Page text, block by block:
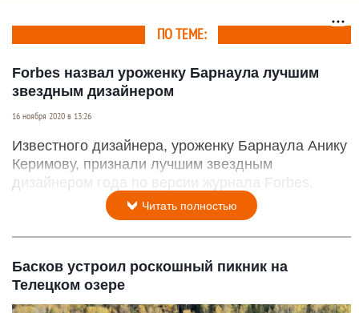
ПО ТЕМЕ:
Forbes назвал уроженку Барнаула лучшим
звездным дизайнером
16 ноября 2020 в 13:26
Известного дизайнера, уроженку Барнаула Анику
Керимову, признали лучшим звездным
дизайнером года по версии журнала Forbes.
Читать полностью
Басков устроил роскошный пикник на
Телецком озере